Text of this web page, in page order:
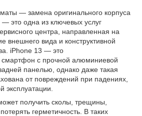
— замена оригинального корпуса
— это одна из ключевых услуг
центра, направленная на
внешнего вида и конструктивной
iPhone 13 — это
смартфон с прочной алюминиевой
панелью, однако даже такая
от повреждений при падениях,
эксплуатации.
получить сколы, трещины,
герметичность. В таких